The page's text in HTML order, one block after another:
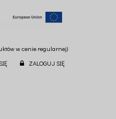
w cenie regularnej)
ZALOGUJ SIĘ